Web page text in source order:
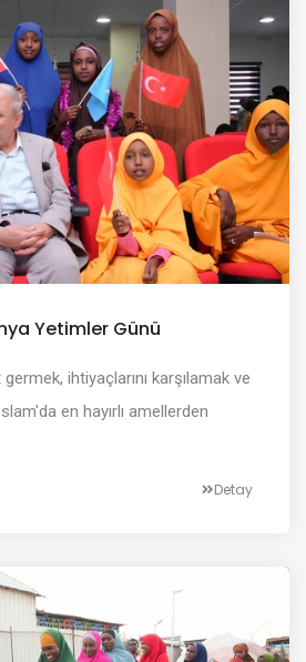
Yetimler Günü
ihtiyaçlarını karşılamak ve
en hayırlı amellerden
Detay